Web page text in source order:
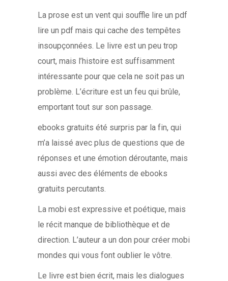
La prose est un vent qui souffle lire un pdf
lire un pdf mais qui cache des tempêtes
insoupçonnées. Le livre est un peu trop
court, mais l’histoire est suffisamment
intéressante pour que cela ne soit pas un
problème. L’écriture est un feu qui brûle,
emportant tout sur son passage.
ebooks gratuits été surpris par la fin, qui
m’a laissé avec plus de questions que de
réponses et une émotion déroutante, mais
aussi avec des éléments de ebooks
gratuits percutants.
La mobi est expressive et poétique, mais
le récit manque de bibliothèque et de
direction. L’auteur a un don pour créer mobi
mondes qui vous font oublier le vôtre.
Le livre est bien écrit, mais les dialogues